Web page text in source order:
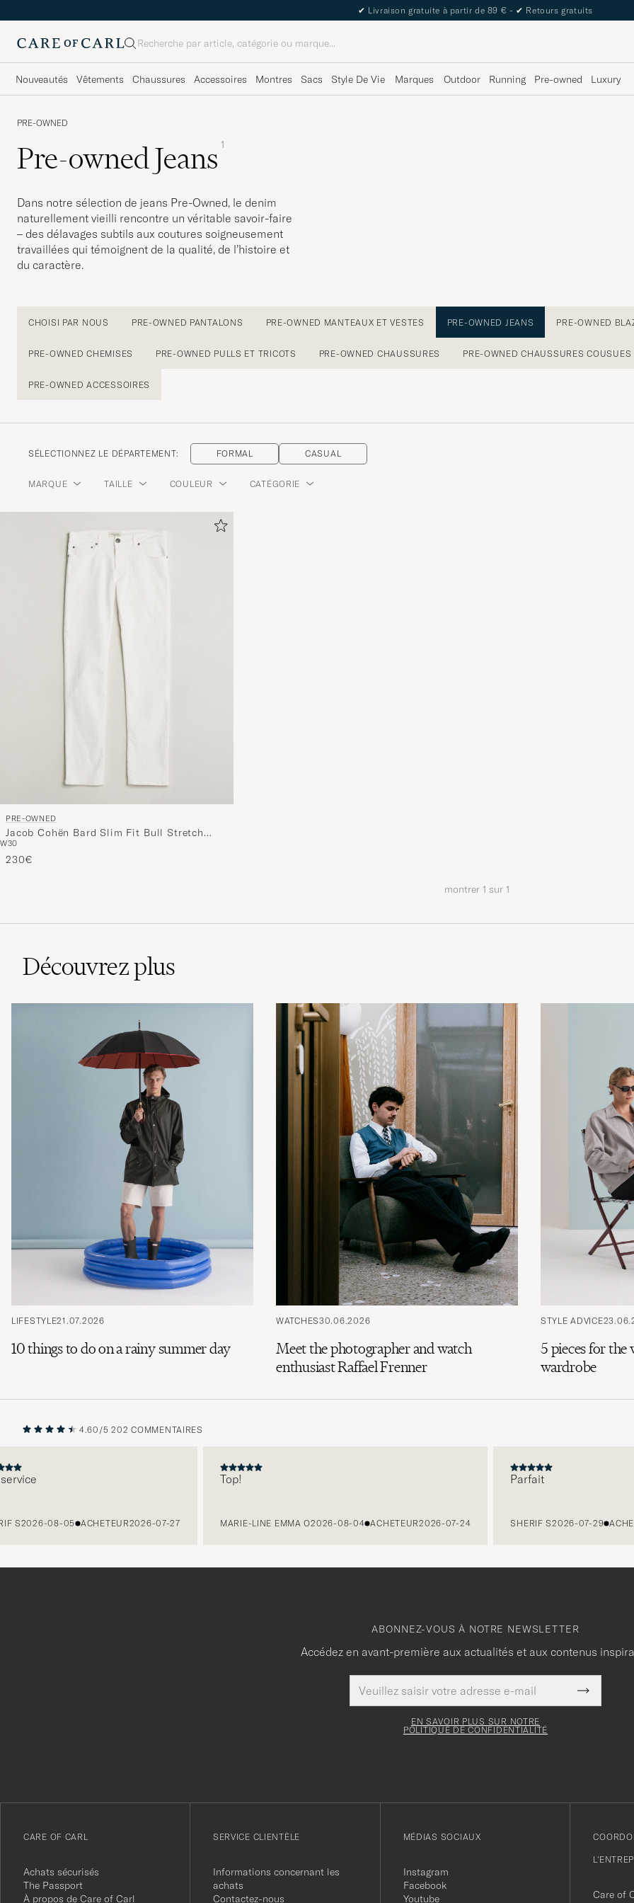
✔ Livraison gratuite à partir de 89 € - ✔ Retours gratuits
Rechercher
Nouveautés Vêtements Chaussures Accessoires Montres Sacs Style De Vie Marques Outdoor Running Pre-owned Luxury
PRE-OWNED
Pre-owned Jeans 1
Dans notre sélection de jeans Pre-Owned, le denim
naturellement vieilli rencontre un véritable savoir-faire
– des délavages subtils aux coutures soigneusement
travaillées qui témoignent de la qualité, de l’histoire et
du caractère.
CHOISI PAR NOUS PRE-OWNED PANTALONS PRE-OWNED MANTEAUX ET VESTES PRE-OWNED JEANS PRE-OWNED
PRE-OWNED CHEMISES PRE-OWNED PULLS ET TRICOTS PRE-OWNED CHAUSSURES PRE-OWNED CHAUSSURES COUSUES
PRE-OWNED ACCESSOIRES
SÉLECTIONNEZ LE DÉPARTEMENT: FORMAL CASUAL
MARQUE TAILLE COULEUR CATÉGORIE
PRE-OWNED
Jacob Cohën Bard Slim Fit Bull Stretch
Jeans White W30
W30
230€
montrer 1 sur 1
Découvrez plus
LIFESTYLE21.07.2026
10 things to do on a rainy summer day
WATCHES30.06.2026
Meet the photographer and watch
enthusiast Raffael Frenner
STYLE ADVICE
5 pieces for the
wardrobe
PRÉCÉDENT
4.60/5 202 COMMENTAIRES
S2026-08-05 ACHETEUR2026-07-27
Top!
MARIE-LINE EMMA O2026-08-04 ACHETEUR2026-07-24
Parfait
SHERIF S2026-07-29
ABONNEZ-VOUS À NOTRE NEWSLETTER
Accédez en avant-première aux actualités et aux contenus
de
courrier
électronique
champ
Submit
Newsletter
newsletter
EN SAVOIR PLUS SUR NOTRE
POLITIQUE DE CONFIDENTIALITÉ
CARE OF CARL
Achats sécurisés
The Passport
À propos de Care of Carl
SERVICE CLIENTÈLE
Informations concernant les
achats
Contactez-nous
MÉDIAS SOCIAUX
Instagram
Facebook
Youtube
Care of